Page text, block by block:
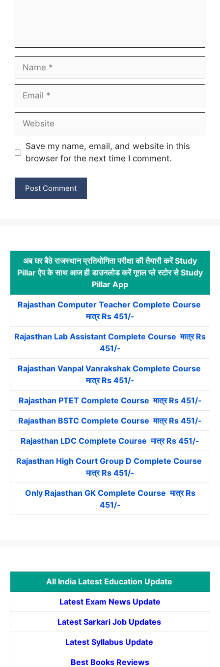
Name
Email
Website
Save my name, email, and website in this
browser for the next time I comment.
अब घर बैठे राजस्थान प्रतियोगिता परीक्षा की तैयारी करें Study
Pillar ऐप के साथ आज ही डाउनलोड करें गूगल प्ले स्टोर से Study
Pillar App
Rajasthan Computer Teacher Complete Course
मात्र Rs 451/-
Rajasthan Lab Assistant Complete Course मात्र Rs
451/-
Rajasthan Vanpal Vanrakshak Complete Course
मात्र Rs 451/-
Rajasthan PTET Complete Course मात्र Rs 451/-
Rajasthan BSTC Complete Course मात्र Rs 451/-
Rajasthan LDC Complete Course मात्र Rs 451/-
Rajasthan High Court Group D Complete Course
मात्र Rs 451/-
Only Rajasthan GK Complete Course मात्र Rs
451/-
All India Latest Education Update
Latest Exam News Update
Latest Sarkari Job Updates
Latest Syllabus Update
Best Books Reviews